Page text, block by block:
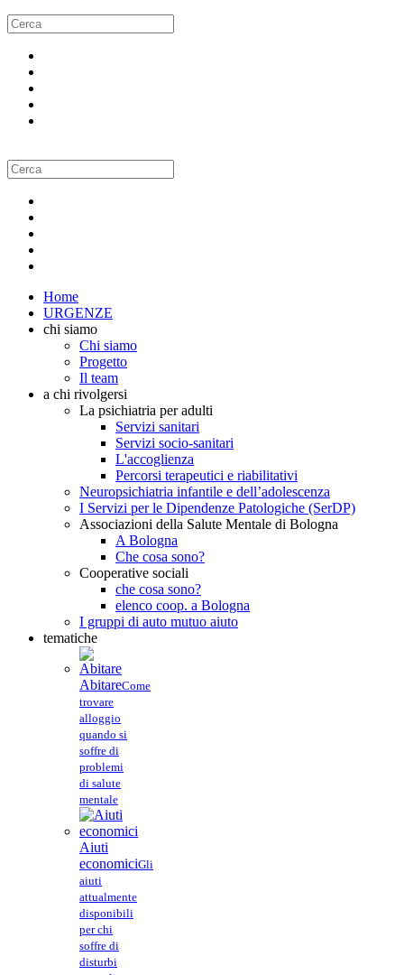
Home
URGENZE
chi siamo
Chi siamo
Progetto
Il team
a chi rivolgersi
La psichiatria per adulti
Servizi sanitari
Servizi socio-sanitari
L'accoglienza
Percorsi terapeutici e riabilitativi
Neuropsichiatria infantile e dell’adolescenza
I Servizi per le Dipendenze Patologiche (SerDP)
Associazioni della Salute Mentale di Bologna
A Bologna
Che cosa sono?
Cooperative sociali
che cosa sono?
elenco coop. a Bologna
I gruppi di auto mutuo aiuto
tematiche
AbitareCome
trovare
alloggio
quando si
soffre di
problemi
di salute
mentale
Aiuti
economiciGli
aiuti
attualmente
disponibili
per chi
soffre di
disturbi